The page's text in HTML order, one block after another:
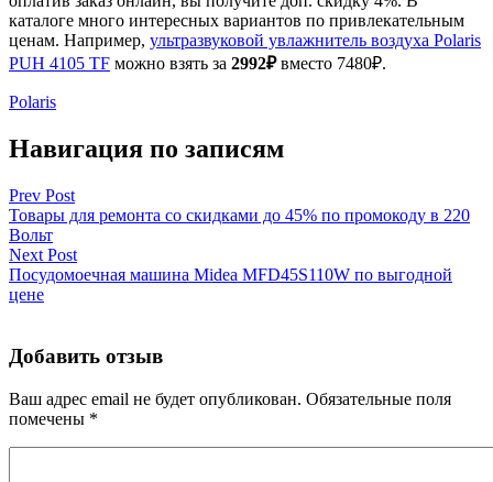
каталоге много интересных вариантов по привлекательным
ценам. Например, ультразвуковой увлажнитель воздуха Polaris
PUH 4105 TF можно взять за 2992₽вместо 7480₽.
Polaris
Навигация по записям
Prev Post
Товары для ремонта со скидками до 45% по промокоду в 220
Вольт
Next Post
Посудомоечная машина Midea MFD45S110W по выгодной
цене
Добавить отзыв
Ваш адрес email не будет опубликован. Обязательные поля
помечены *